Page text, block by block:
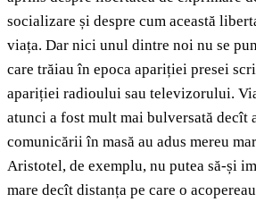
socializare și despre cum această
viața. Dar nici unul dintre noi nu se
care trăiau în epoca apariției presei
apariției radioului sau televizorului.
atunci a fost mult mai bulversată decît
comunicării în masă au adus mereu
Aristotel, de exemplu, nu putea să-și
mare decît distanța pe care o